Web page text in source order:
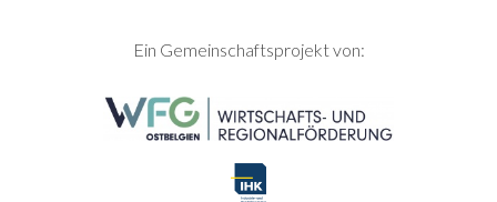
SEITENFUSSEin Gemeinschaftsprojekt von: